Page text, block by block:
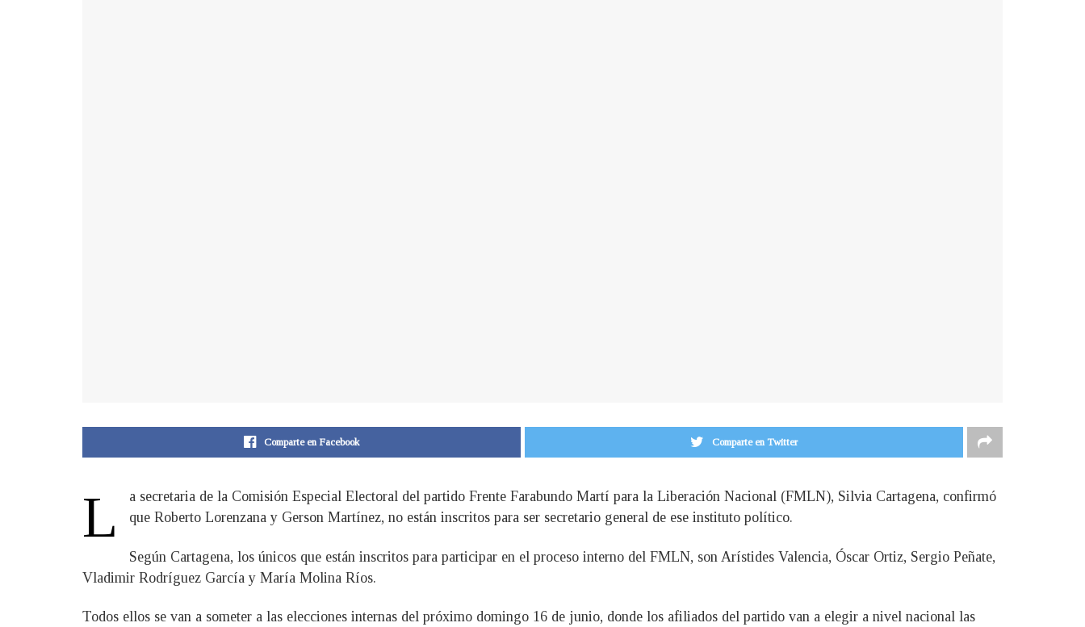
Comparte en Facebook Comparte en Twitter
L
a secretaria de la Comisión Especial Electoral del partido Frente Farabundo Martí para la Liberación Nacional (FMLN), Silvia Cartagena, confirmó
que Roberto Lorenzana y Gerson Martínez, no están inscritos para ser secretario general de ese instituto político.
Según Cartagena, los únicos que están inscritos para participar en el proceso interno del FMLN, son Arístides Valencia, Óscar Ortiz, Sergio Peñate,
Vladimir Rodríguez García y María Molina Ríos.
Todos ellos se van a someter a las elecciones internas del próximo domingo 16 de junio, donde los afiliados del partido van a elegir a nivel nacional las